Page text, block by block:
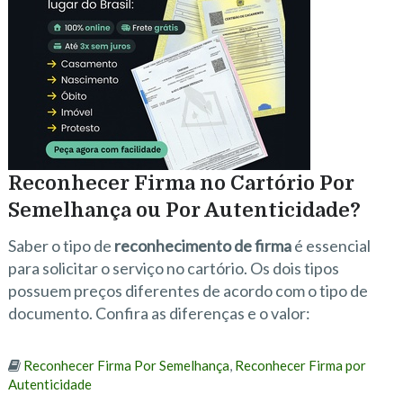
Reconhecer Firma no Cartório Por
Semelhança ou Por Autenticidade?
Saber o tipo de reconhecimento de firmaé essencial
para solicitar o serviço no cartório. Os dois tipos
possuem preços diferentes de acordo com o tipo de
documento. Confira as diferenças e o valor:
Reconhecer Firma Por Semelhança, Reconhecer Firma por
Autenticidade